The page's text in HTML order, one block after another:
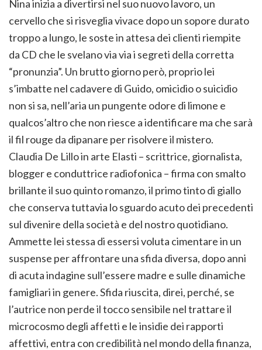
Nina inizia a divertirsi nel suo nuovo lavoro, un
cervello che si risveglia vivace dopo un sopore durato
troppo a lungo, le soste in attesa dei clienti riempite
da CD che le svelano via via i segreti della corretta
“pronunzia”. Un brutto giorno però, proprio lei
s’imbatte nel cadavere di Guido, omicidio o suicidio
non si sa, nell’aria un pungente odore di limone e
qualcos’altro che non riesce a identificare ma che sarà
il fil rouge da dipanare per risolvere il mistero.
Claudia De Lillo in arte Elasti – scrittrice, giornalista,
blogger e conduttrice radiofonica – firma con smalto
brillante il suo quinto romanzo, il primo tinto di giallo
che conserva tuttavia lo sguardo acuto dei precedenti
sul divenire della società e del nostro quotidiano.
Ammette lei stessa di essersi voluta cimentare in un
suspense per affrontare una sfida diversa, dopo anni
di acuta indagine sull’essere madre e sulle dinamiche
famigliari in genere. Sfida riuscita, direi, perché, se
l’autrice non perde il tocco sensibile nel trattare il
microcosmo degli affetti e le insidie dei rapporti
affettivi, entra con credibilità nel mondo della finanza,